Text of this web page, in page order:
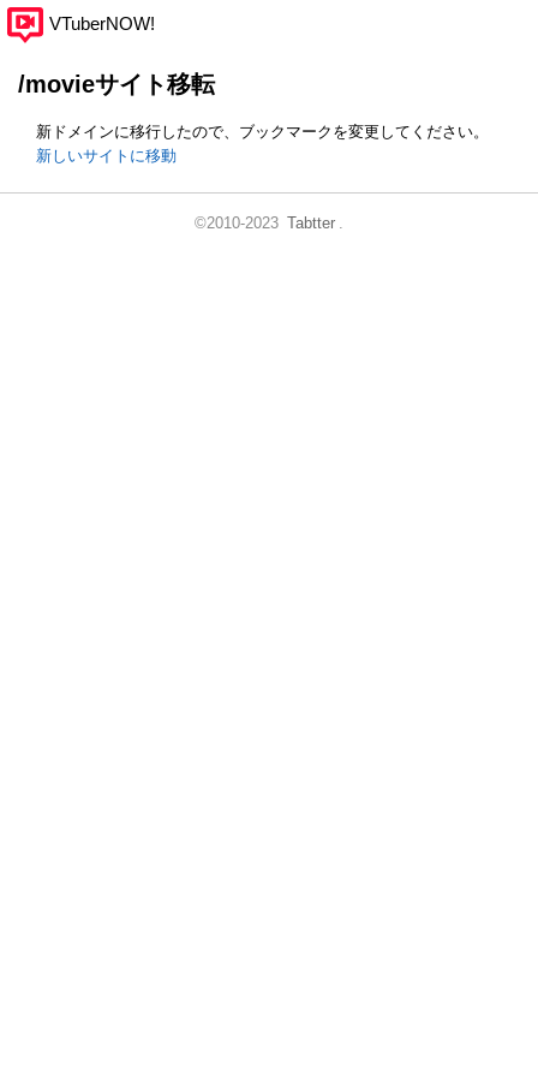
VTuberNOW!
/movieサイト移転
新ドメインに移行したので、ブックマークを変更してください。
新しいサイトに移動
©2010-2023 Tabtter .